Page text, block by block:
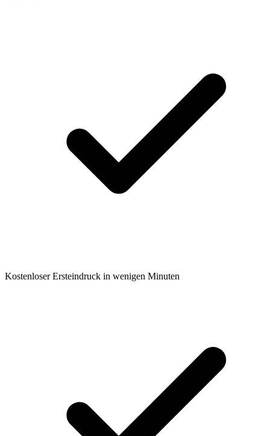
Kostenloser Ersteindruck in wenigen Minuten